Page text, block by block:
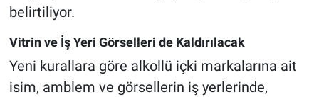
belirtiliyor.
Vitrin ve İş Yeri Görselleri de Kaldırılacak
Yeni kurallara göre alkollü içki markalarına ait
isim, amblem ve görsellerin iş yerlerinde,